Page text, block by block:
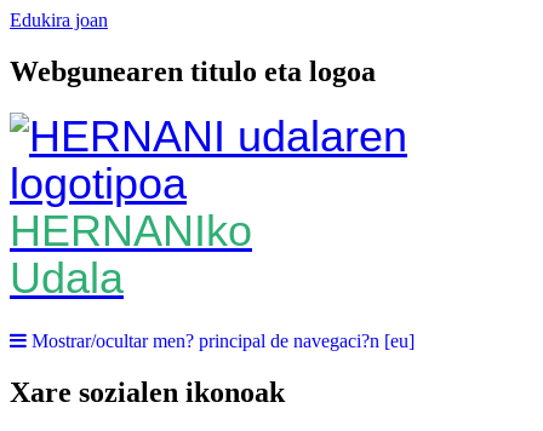
Edukira joan
Webgunearen titulo eta logoa
HERNANIko
Udala
Mostrar/ocultar men? principal de navegaci?n [eu]
Xare sozialen ikonoak